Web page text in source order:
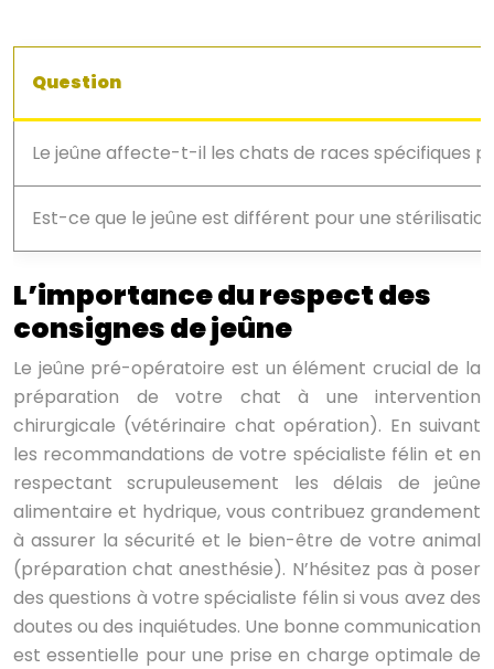
Question
Le jeûne affecte-t-il les chats de races spécifiques
Est-ce que le jeûne est différent pour une
L’importance du respect des
consignes de jeûne
Le jeûne pré-opératoire est un élément crucial de la
préparation de votre chat à une intervention
chirurgicale (vétérinaire chat opération). En suivant
les recommandations de votre spécialiste félin et en
respectant scrupuleusement les délais de jeûne
alimentaire et hydrique, vous contribuez grandement
à assurer la sécurité et le bien-être de votre animal
(préparation chat anesthésie). N’hésitez pas à poser
des questions à votre spécialiste félin si vous avez des
doutes ou des inquiétudes. Une bonne communication
est essentielle pour une prise en charge optimale de